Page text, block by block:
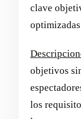
clave
objetivos
los